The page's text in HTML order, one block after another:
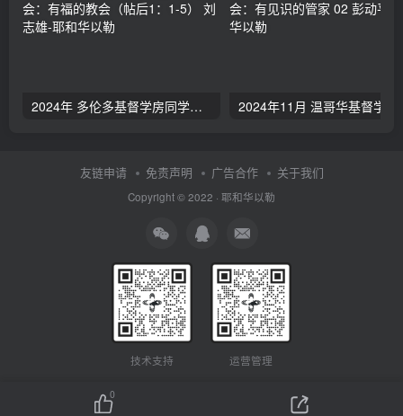
2024年 多伦多基督学房同学聚会：有福的教会（帖后1：1-5） 刘志雄
友链申请 免责声明 广告合作 关于我们
Copyright © 2022 · 耶和华以勒
技术支持 运营管理
0